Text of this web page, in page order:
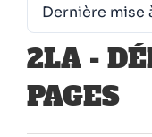
Dernière mise
2LA -
PAGES